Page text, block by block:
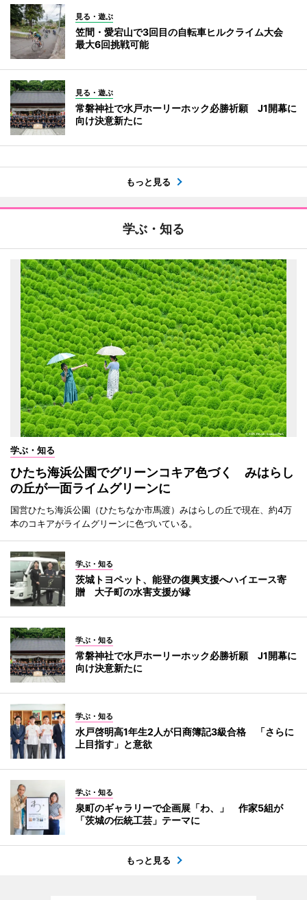
見る・遊ぶ
笠間・愛宕山で3回目の自転車ヒルクライム大会
最大6回挑戦可能
見る・遊ぶ
常磐神社で水戸ホーリーホック必勝祈願 J1開幕に
向け決意新たに
もっと見る
学ぶ・知る
学ぶ・知る
ひたち海浜公園でグリーンコキア色づく みはらし
の丘が一面ライムグリーンに
国営ひたち海浜公園（ひたちなか市馬渡）みはらしの丘で現在、約4万
本のコキアがライムグリーンに色づいている。
学ぶ・知る
茨城トヨペット、能登の復興支援へハイエース寄
贈 大子町の水害支援が縁
学ぶ・知る
常磐神社で水戸ホーリーホック必勝祈願 J1開幕に
向け決意新たに
学ぶ・知る
水戸啓明高1年生2人が日商簿記3級合格 「さらに
上目指す」と意欲
学ぶ・知る
泉町のギャラリーで企画展「わ、」 作家5組が
「茨城の伝統工芸」テーマに
もっと見る